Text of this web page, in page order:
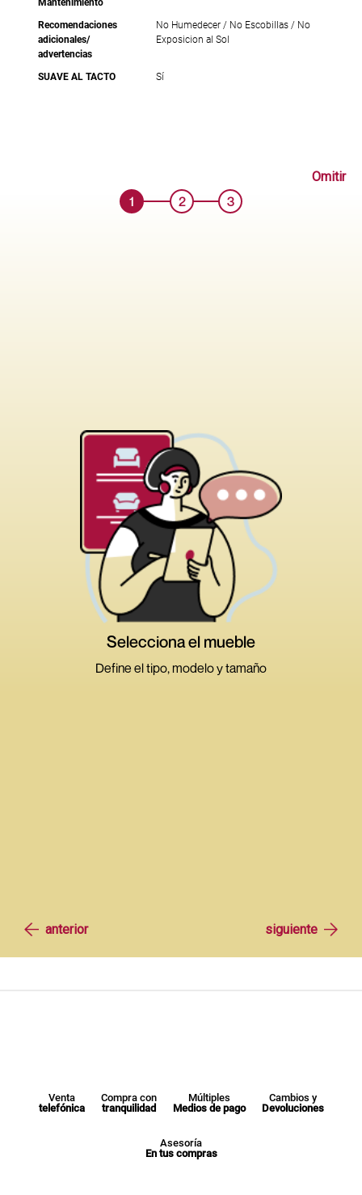
Mantenimiento
Recomendaciones
adicionales/
advertencias
No Humedecer / No Escobillas / No
Exposicion al Sol
SUAVE AL TACTO Sí
Venta
telefónica
Compra con
tranquilidad
Múltiples
Medios de pago
Cambios y
Devoluciones
Asesoría
En tus compras